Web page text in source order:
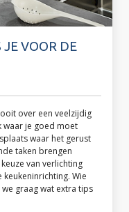
JE VOOR DE
over een veelzijdig
waar je goed moet
waar het gerust
taken brengen
van verlichting
Wie
graag wat extra tips